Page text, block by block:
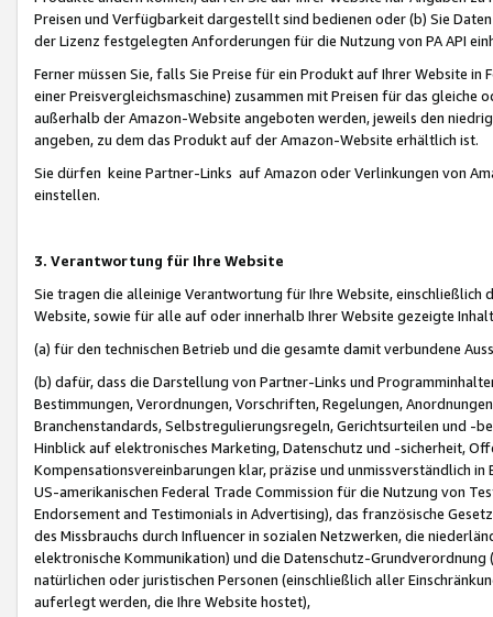
Preisen und Verfügbarkeit dargestellt sind bedienen oder (b) Sie
der Lizenz festgelegten Anforderungen für die Nutzung von PA API
Ferner müssen Sie, falls Sie Preise für ein Produkt auf Ihrer Website
einer Preisvergleichsmaschine) zusammen mit Preisen für das
außerhalb der Amazon-Website angeboten werden, jeweils den
angeben, zu dem das Produkt auf der Amazon-Website erhältlich ist.
Sie dürfen keine Partner-Links auf Amazon oder Verlinkungen von
einstellen.
3. Verantwortung für Ihre Website
Sie tragen die alleinige Verantwortung für Ihre Website,
Website, sowie für alle auf oder innerhalb Ihrer Website gezeigte
(a) für den technischen Betrieb und die gesamte damit verbundene
(b) dafür, dass die Darstellung von Partner-Links und
Bestimmungen, Verordnungen, Vorschriften, Regelungen,
Branchenstandards, Selbstregulierungsregeln, Gerichtsurteilen und -
Hinblick auf elektronisches Marketing, Datenschutz und -sicherheit,
Kompensationsvereinbarungen klar, präzise und unmissverständlich
US-amerikanischen Federal Trade Commission für die Nutzung von
Endorsement and Testimonials in Advertising), das französische
des Missbrauchs durch Influencer in sozialen Netzwerken, die
elektronische Kommunikation) und die Datenschutz-
natürlichen oder juristischen Personen (einschließlich aller
auferlegt werden, die Ihre Website hostet),